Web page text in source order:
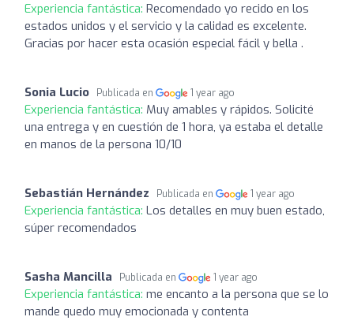
Experiencia fantástica: Recomendado yo recido en los
estados unidos y el servicio y la calidad es excelente.
Gracias por hacer esta ocasión especial fácil y bella .
Sonia Lucio Publicada en 1 year ago
Experiencia fantástica: Muy amables y rápidos. Solicité
una entrega y en cuestión de 1 hora, ya estaba el detalle
en manos de la persona 10/10
Sebastián Hernández Publicada en 1 year ago
Experiencia fantástica: Los detalles en muy buen estado,
súper recomendados
Sasha Mancilla Publicada en 1 year ago
Experiencia fantástica: me encanto a la persona que se lo
mande quedo muy emocionada y contenta